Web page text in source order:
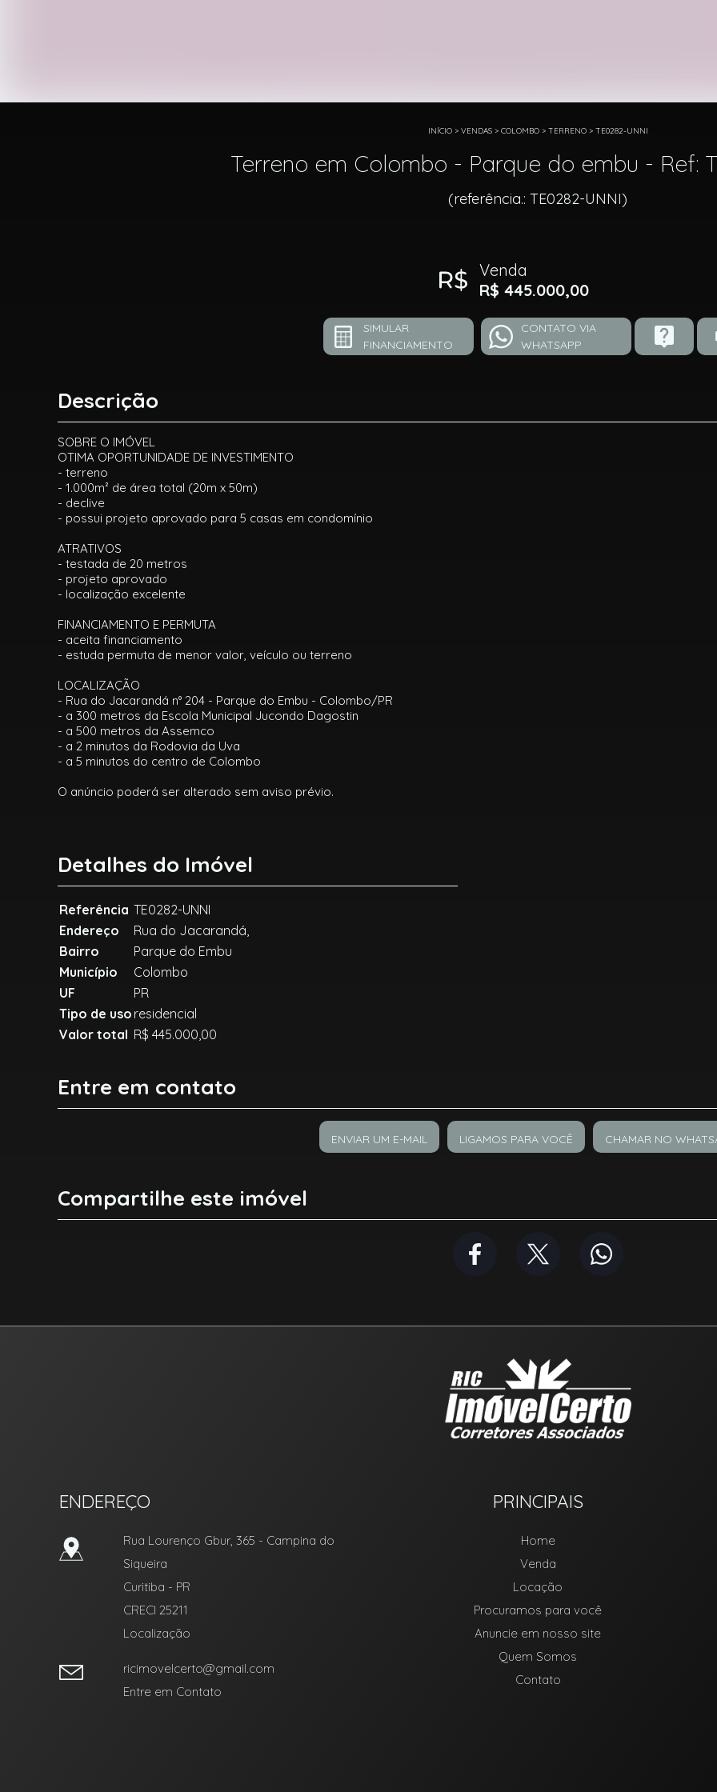
INÍCIO> VENDAS> COLOMBO> TERRENO> TE0282-UNNI
Terreno em Colombo - Parque do embu - Ref:
(referência.: TE0282-UNNI)
Venda
R$ 445.000,00
SIMULAR
FINANCIAMENTO
CONTATO VIA
WHATSAPP
Descrição
SOBRE O IMÓVEL
OTIMA OPORTUNIDADE DE INVESTIMENTO
- terreno
- 1.000m² de área total (20m x 50m)
- declive
- possui projeto aprovado para 5 casas em condomínio
ATRATIVOS
- testada de 20 metros
- projeto aprovado
- localização excelente
FINANCIAMENTO E PERMUTA
- aceita financiamento
- estuda permuta de menor valor, veículo ou terreno
LOCALIZAÇÃO
- Rua do Jacarandá n° 204 - Parque do Embu - Colombo/PR
- a 300 metros da Escola Municipal Jucondo Dagostin
- a 500 metros da Assemco
- a 2 minutos da Rodovia da Uva
- a 5 minutos do centro de Colombo
O anúncio poderá ser alterado sem aviso prévio.
Detalhes do Imóvel
Referência TE0282-UNNI
Endereço
Rua do Jacarandá,
Bairro
Parque do Embu
Município
Colombo
UF
PR
Tipo de uso residencial
Valor total R$ 445.000,00
Entre em contato
ENVIAR UM E-MAIL LIGAMOS PARA VOCÊ CHAMAR NO
Compartilhe este imóvel
ENDEREÇO
Rua Lourenço Gbur, 365 - Campina do
Siqueira
Curitiba - PR
CRECI 25211
Localização
ricimovelcerto@gmail.com
Entre em Contato
PRINCIPAIS
Home
Venda
Locação
Procuramos para você
Anuncie em nosso site
Quem Somos
Contato